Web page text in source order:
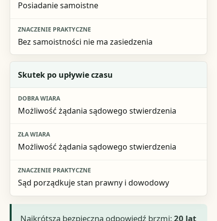
Posiadanie samoistne
Bez samoistności nie ma zasiedzenia
Skutek po upływie czasu
Możliwość żądania sądowego stwierdzenia
Możliwość żądania sądowego stwierdzenia
Sąd porządkuje stan prawny i dowodowy
Najkrótsza bezpieczna odpowiedź brzmi:20 lat